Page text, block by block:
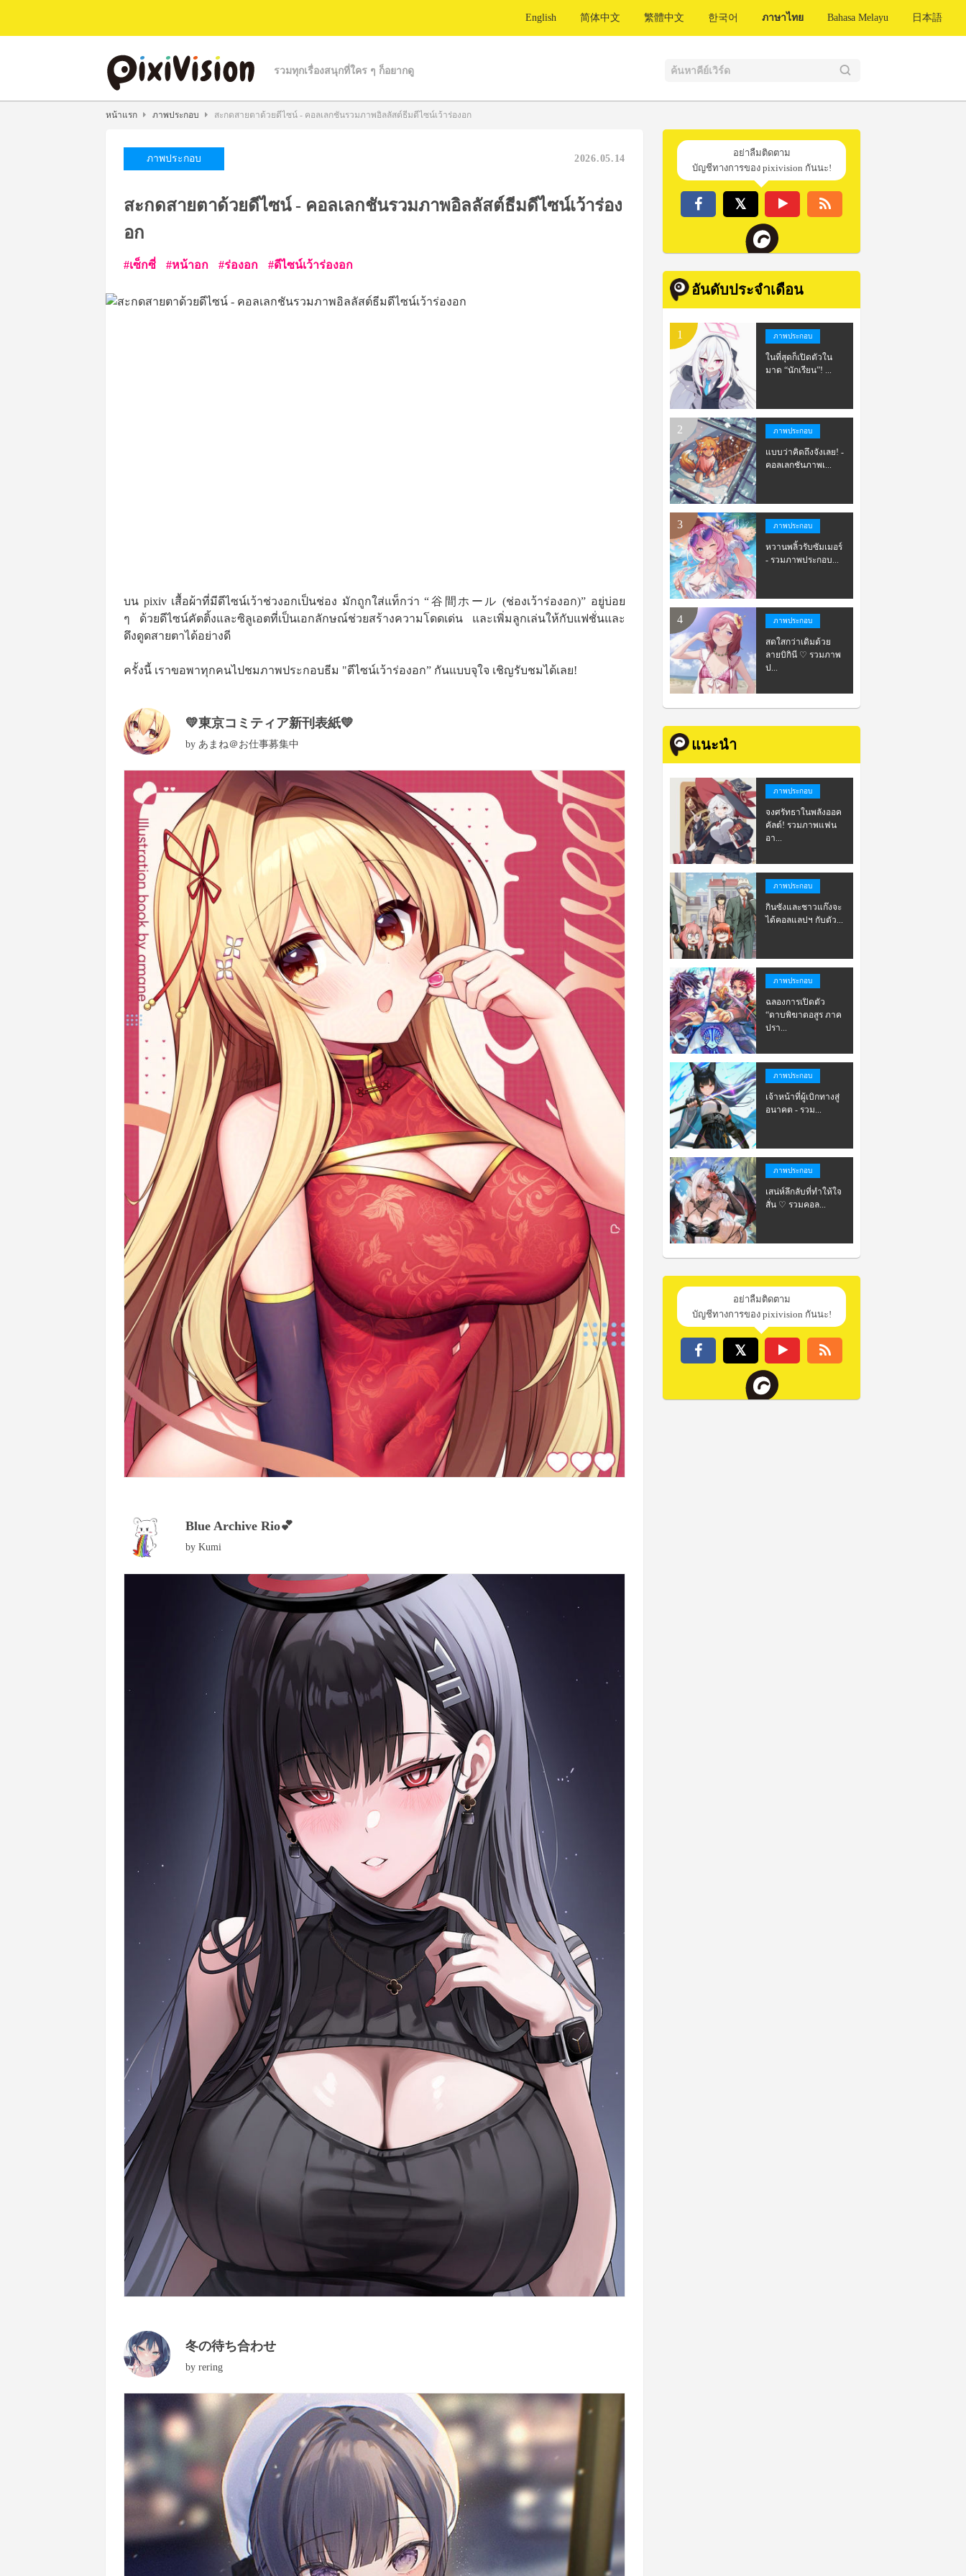
English 简体中文 繁體中文 한국어 ภาษาไทย Bahasa Melayu 日本語
รวมทุกเรื่องสนุกที่ใคร ๆ ก็อยากดู
หน้าแรก ภาพประกอบ สะกดสายตาด้วยดีไซน์ - คอลเลกชันรวมภาพอิลลัสต์ธีมดีไซน์เว้าร่องอก
ภาพประกอบ 2026.05.14
สะกดสายตาด้วยดีไซน์ - คอลเลกชันรวมภาพอิลลัสต์ธีมดีไซน์เว้าร่อง
อก
เซ็กซี่ หน้าอก ร่องอก ดีไซน์เว้าร่องอก
บน pixiv เสื้อผ้าที่มีดีไซน์เว้าช่วงอกเป็นช่อง มักถูกใส่แท็กว่า “谷間ホール (ช่องเว้าร่องอก)” อยู่บ่อย
ๆ ด้วยดีไซน์คัตติ้งและซิลูเอตที่เป็นเอกลักษณ์ช่วยสร้างความโดดเด่น และเพิ่มลูกเล่นให้กับแฟชั่นและ
ดึงดูดสายตาได้อย่างดี
ครั้งนี้ เราขอพาทุกคนไปชมภาพประกอบธีม "ดีไซน์เว้าร่องอก” กันแบบจุใจ เชิญรับชมได้เลย!
💛東京コミティア新刊表紙💛
by あまね＠お仕事募集中
Blue Archive Rio💕
by Kumi
冬の待ち合わせ
by rering
อย่าลืมติดตาม
บัญชีทางการของ pixivision กันนะ!
อันดับประจำเดือน
ภาพประกอบ
ในที่สุดก็เปิดตัวใน
มาด “นักเรียน”! ...
ภาพประกอบ
แบบว่าคิดถึงจังเลย! -
คอลเลกชันภาพเ...
ภาพประกอบ
หวานพลิ้วรับซัมเมอร์
- รวมภาพประกอบ...
ภาพประกอบ
สดใสกว่าเดิมด้วย
ลายบิกินี ♡ รวมภาพ
ป...
แนะนำ
ภาพประกอบ
จงศรัทธาในพลังออค
คัลต์! รวมภาพแฟน
อา...
ภาพประกอบ
กินซังและชาวแก๊งจะ
ได้คอลแลปฯ กับตัว...
ภาพประกอบ
ฉลองการเปิดตัว
“ดาบพิฆาตอสูร ภาค
ปรา...
ภาพประกอบ
เจ้าหน้าที่ผู้เบิกทางสู่
อนาคต - รวม...
ภาพประกอบ
เสน่ห์ลึกลับที่ทำให้ใจ
สั่น ♡ รวมคอล...
อย่าลืมติดตาม
บัญชีทางการของ pixivision กันนะ!